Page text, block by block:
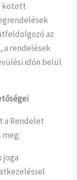
kötött
az
rendelések
időn belül
a Rendelet
joga